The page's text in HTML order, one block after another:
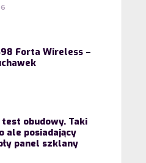
Forta Wireless –
test obudowy. Taki
ale posiadający
panel szklany